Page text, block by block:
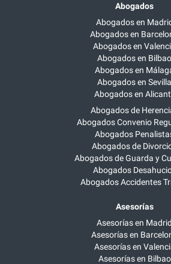
Abogados
Abogados en
Abogados en
Abogados en
Abogados en Bilbao
Abogados en
Abogados en Sevilla
Abogados en
Abogados de
Abogados Convenio
Abogados
Abogados de
Abogados de Guarda y
Abogados
Abogados Accidentes
Asesorías
Asesorías en Madrid
Asesorías en
Asesorías en
Asesorías en Bilbao